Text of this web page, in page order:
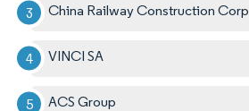
China Railway Construction Corp
VINCI SA
ACS Group